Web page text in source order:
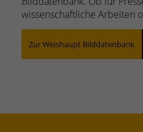
wissenschaftliche Arbeiten
Zur Weishaupt Bilddatenbank